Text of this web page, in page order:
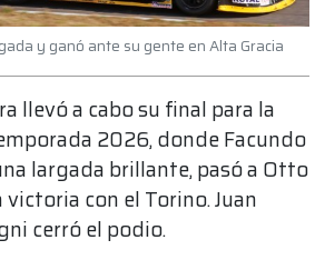
y ganó ante su gente en Alta Gracia
llevó a cabo su final para la
2026, donde Facundo
largada brillante, pasó a Otto
con el Torino. Juan
cerró el podio.